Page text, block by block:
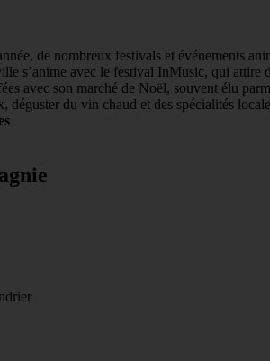
de nombreux festivals et événements
s’anime avec le festival InMusic, qui
avec son marché de Noël, souvent élu
du vin chaud et des spécialités